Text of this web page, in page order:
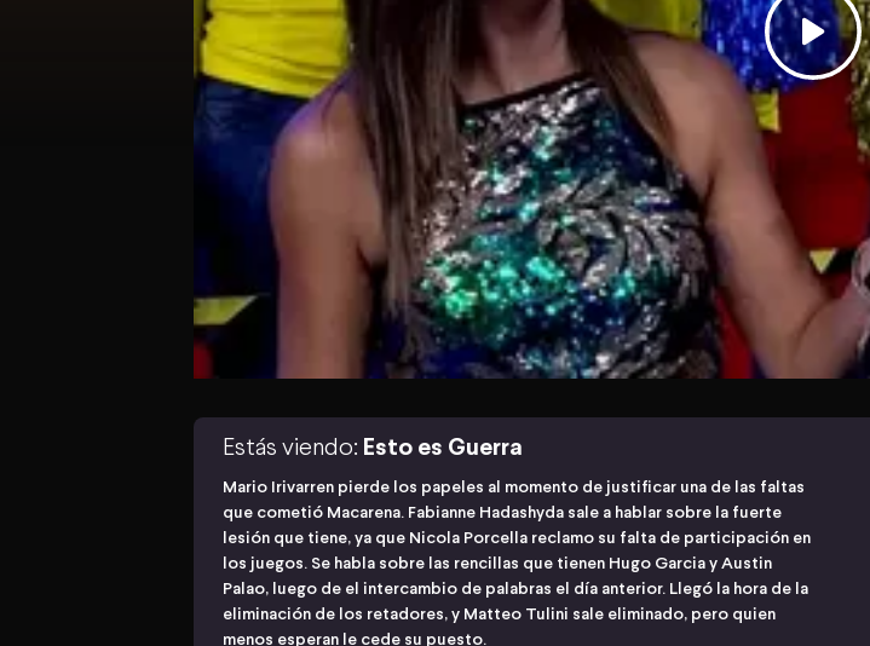
Estás viendo: Esto es Guerra
Mario Irivarren pierde los papeles al momento de justificar una de las faltas
que cometió Macarena. Fabianne Hadashyda sale a hablar sobre la fuerte
lesión que tiene, ya que Nicola Porcella reclamo su falta de participación en
los juegos. Se habla sobre las rencillas que tienen Hugo Garcia y Austin
Palao, luego de el intercambio de palabras el día anterior. Llegó la hora de la
eliminación de los retadores, y Matteo Tulini sale eliminado, pero quien
menos esperan le cede su puesto.